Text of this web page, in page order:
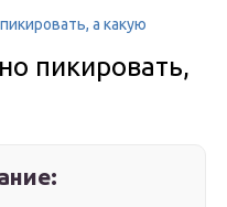
а какую
пикировать,